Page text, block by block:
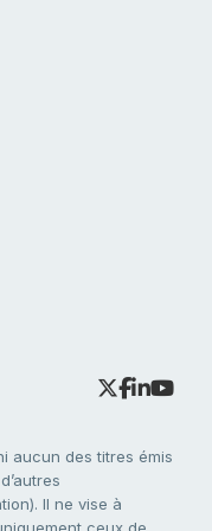
aucun des titres émis
Il ne vise à